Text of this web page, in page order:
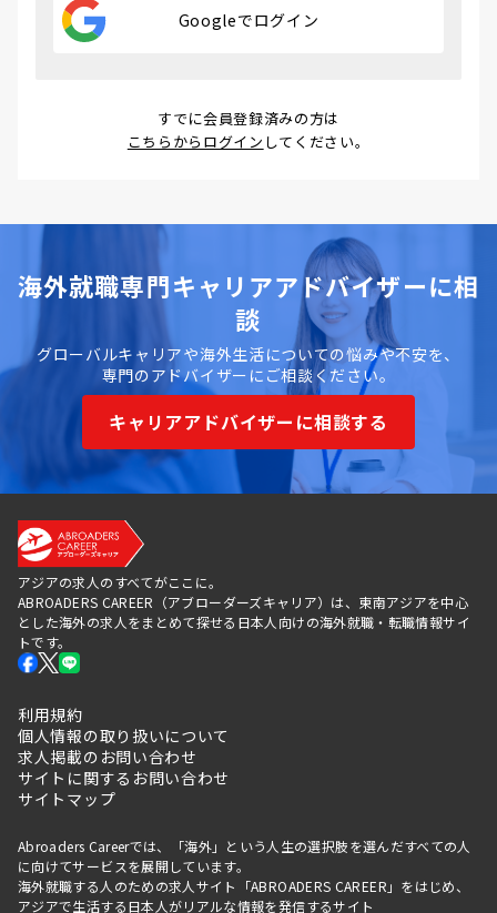
Googleでログイン
すでに会員登録済みの方は
こちらからログイン してください。
海外就職専門キャリアアドバイザーに相
談
グローバルキャリアや海外生活についての悩みや不安を、
専門のアドバイザーにご相談ください。
キャリアアドバイザーに相談する
アジアの求人のすべてがここに。
ABROADERS CAREER（アブローダーズキャリア）は、東南アジアを中心
とした海外の求人をまとめて探せる日本人向けの海外就職・転職情報サイ
トです。
利用規約
個人情報の取り扱いについて
求人掲載のお問い合わせ
サイトに関するお問い合わせ
サイトマップ
Abroaders Careerでは、「海外」という人生の選択肢を選んだすべての人
に向けてサービスを展開しています。
海外就職する人のための求人サイト「ABROADERS CAREER」をはじめ、
アジアで生活する日本人がリアルな情報を発信するサイト